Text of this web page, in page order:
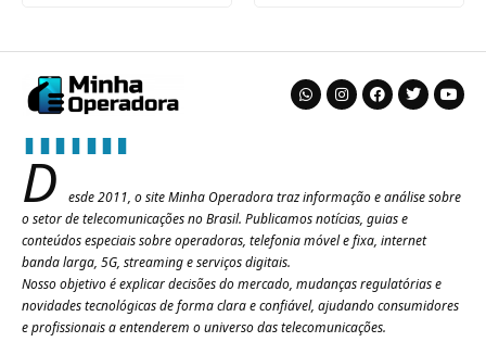
D
esde 2011, o site Minha Operadora traz informação e análise sobre
o setor de telecomunicações no Brasil. Publicamos notícias, guias e
conteúdos especiais sobre operadoras, telefonia móvel e fixa, internet
banda larga, 5G, streaming e serviços digitais.
Nosso objetivo é explicar decisões do mercado, mudanças regulatórias e
novidades tecnológicas de forma clara e confiável, ajudando consumidores
e profissionais a entenderem o universo das telecomunicações.